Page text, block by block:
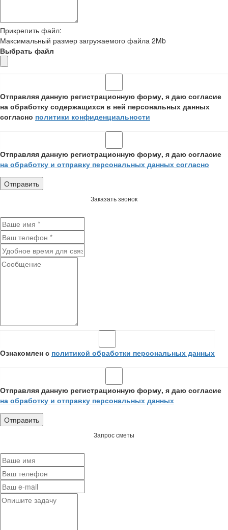
Прикрепить файл:
Максимальный размер загружаемого файла 2Mb
Выбрать файл
Отправляя данную регистрационную форму, я даю согласие
на обработку содержащихся в ней персональных данных
согласно политики конфиденциальности
Отправляя данную регистрационную форму, я даю согласие
на обработку и отправку персональных данных согласно
Заказать звонок
Ознакомлен с политикой обработки персональных данных
Отправляя данную регистрационную форму, я даю согласие
на обработку и отправку персональных данных
Запрос сметы